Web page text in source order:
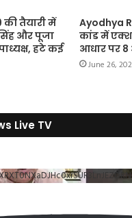
तैयारी में
और पूजा
हटे कई
Ayodhya
कांड में
आधार पर 8
June 26,
Live TV